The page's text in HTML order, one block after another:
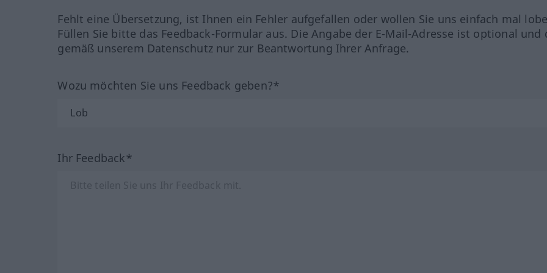
Fehlt eine Übersetzung, ist Ihnen ein Fehler aufgefallen oder wollen Sie uns einfach mal
Füllen Sie bitte das Feedback-Formular aus. Die Angabe der E-Mail-Adresse ist optional und
gemäß unserem Datenschutz nur zur Beantwortung Ihrer Anfrage.
Wozu möchten Sie uns Feedback geben?*
Ihr Feedback*